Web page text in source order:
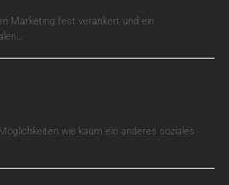
Marketing fest verankert und ein
wie kaum ein anderes soziales